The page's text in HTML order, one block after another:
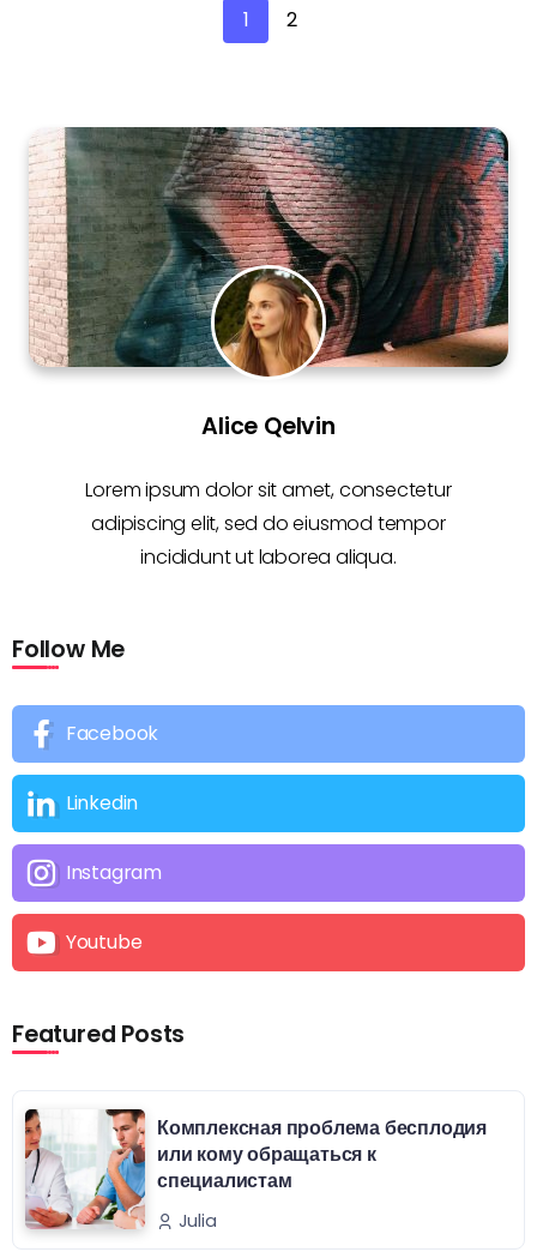
1 2
Alice Qelvin
Lorem ipsum dolor sit amet, consectetur
adipiscing elit, sed do eiusmod tempor
incididunt ut laborea aliqua.
Follow Me
Facebook
Linkedin
Instagram
Youtube
Featured Posts
Комплексная проблема бесплодия
или кому обращаться к
специалистам
Julia